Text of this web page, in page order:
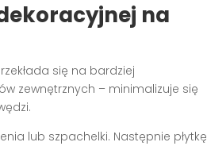
na
się na bardziej
zewnętrznych – minimalizuje się
lub szpachelki. Następnie płytkę